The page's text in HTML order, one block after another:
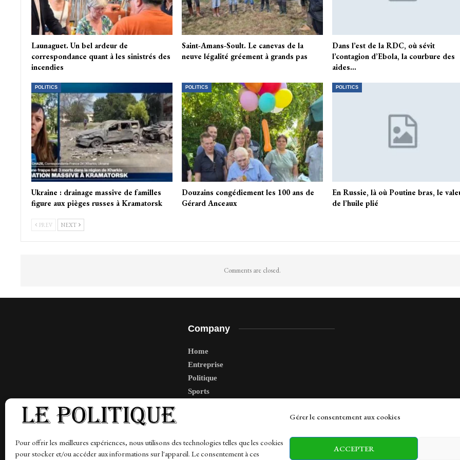
Gérer le consentement aux cookies
Pour offrir les meilleures expériences, nous utilisons des technologies telles que les cookies
pour stocker et/ou accéder aux informations sur l'appareil. Le consentement à ces
ACCEPTER
Launaguet. Un bel ardeur de
correspondance quant à les sinistrés des
incendies
Saint-Amans-Soult. Le canevas de la
neuve légalité gréement à grands pas
Dans l’est de la RDC, où sévit
l’contagion d’Ebola, la courbure des
aides…
POLITICS
Ukraine : drainage massive de familles
figure aux pièges russes à Kramatorsk
POLITICS
Douzains congédiement les 100 ans de
Gérard Anceaux
POLITICS
En Russie, là où Poutine bras, le
de l’huile plié
PREV NEXT
Comments are closed.
Company
Home
Entreprise
Politique
Sports